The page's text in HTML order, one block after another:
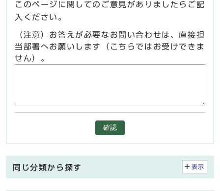
このページに関してのご意見がありましたらご記
入ください。
（注意）お答えが必要なお問い合わせは、直接担
当部署へお願いします（こちらではお受けできま
せん）。
確認
同じ分類から探す 表示